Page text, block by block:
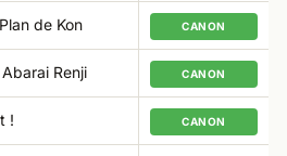
de Kon CANON
Renji CANON
! CANON